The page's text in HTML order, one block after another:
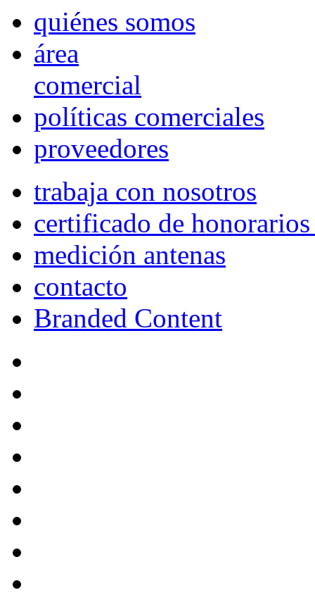
quiénes somos
área
comercial
políticas comerciales
proveedores
trabaja con nosotros
certificado de
medición antenas
contacto
Branded Content